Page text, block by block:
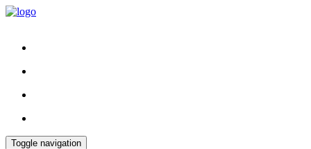
Toggle navigation